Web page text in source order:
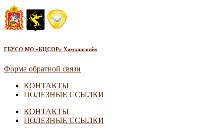
ГБУСО МО «КЦСОР» Химкинский»
Форма обратной связи
КОНТАКТЫ
ПОЛЕЗНЫЕ ССЫЛКИ
КОНТАКТЫ
ПОЛЕЗНЫЕ ССЫЛКИ